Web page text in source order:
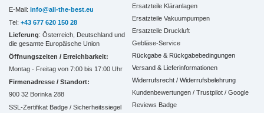
E-Mail: info@all-the-best.eu
Tel: +43 677 620 150 28
Lieferung: Österreich, Deutschland und
die gesamte Europäische Union
Öffnungszeiten / Erreichbarkeit:
Montag - Freitag von 7:00 bis 17:00 Uhr
Firmenadresse / Standort:
900 32 Borinka 288
SSL-Zertifikat Badge / Sicherheitssiegel
Ersatzteile Kläranlagen
Ersatzteile Vakuumpumpen
Ersatzteile Druckluft
Gebläse-Service
Rückgabe & Rückgabebedingungen
Versand & Lieferinformationen
Widerrufsrecht / Widerrufsbelehrung
Kundenbewertungen / Trustpilot / Google
Reviews Badge